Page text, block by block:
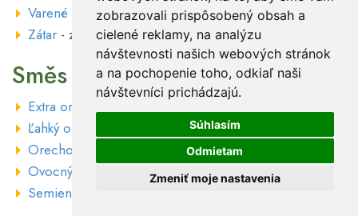
zobrazovali prispôsobený obsah a
cielené reklamy, na analýzu
návštevnosti našich webových stránok
a na pochopenie toho, odkiaľ naši
návštevníci prichádzajú.
Súhlasím
Odmietam
Zmeniť moje nastavenia
Varené víno - rozpustné
Zátar - zmes korenia
Směs plodů
Extra orechový mix
- zmes orechov
Ľahký orechový mix
- zmes orechov
Orechový mix
- zmes orechov
Ovocný mix
- zmes sušeného ovocia
Semienková bomba